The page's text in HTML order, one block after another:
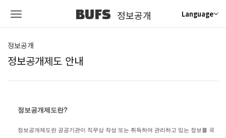
BUFS 정보공개 Language
정보공개
정보공개제도 안내
정보공개제도란?
정보공개제도란 공공기관이 직무상 작성 또는 취득하여 관리하고 있는 정보를 국